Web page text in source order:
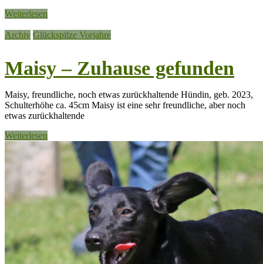
Weiterlesen
Archiv Glückspilze Vorjahre
Maisy – Zuhause gefunden
Maisy, freundliche, noch etwas zurückhaltende Hündin, geb. 2023,
Schulterhöhe ca. 45cm Maisy ist eine sehr freundliche, aber noch
etwas zurückhaltende
Weiterlesen